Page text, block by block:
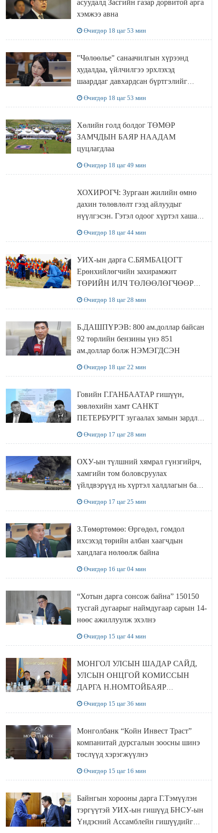
асуудалд Засгийн газар дорвитой арга
хэмжээ авна
Өчигдөр 18 цаг 53 мин
"Чөлөөлье" санаачилгын хүрээнд
худалдаа, үйлчилгээ эрхлэхэд
шаарддаг давхардсан бүртгэлийг
Өчигдөр 18 цаг 53 мин
Хөлийн голд болдог ТӨМӨР
ЗАМЧДЫН БАЯР НААДАМ
цуцлагдлаа
Өчигдөр 18 цаг 49 мин
ХОХИРОГЧ: Зургаан жилийн өмнө
дахин төлөвлөлт гээд айлуудыг
нүүлгэсэн. Гэтэл одоог хүртэл хашаа
Өчигдөр 18 цаг 44 мин
УИХ-ын дарга С.БЯМБАЦОГТ
Ерөнхийлөгчийн захирамжит
ТӨРИЙН ИЛЧ ТӨЛӨӨЛӨГЧӨӨР
Өчигдөр 18 цаг 28 мин
Б.ДАШПҮРЭВ: 800 ам.доллар байсан
92 төрлийн бензины үнэ 851
ам.доллар болж НЭМЭГДСЭН
Өчигдөр 18 цаг 22 мин
Говийн Г.ГАНБААТАР гишүүн,
зөвлөхийн хамт САНКТ
ПЕТЕРБУРГТ зугаалах замын зардлаа
Өчигдөр 17 цаг 28 мин
ОХУ-ын түлшний хямрал гүнзгийрч,
хамгийн том боловсруулах
үйлдвэрүүд нь хүртэл халдлагын бай
Өчигдөр 17 цаг 25 мин
З.Төмөртөмөө: Өргөдөл, гомдол
ихсэхэд төрийн албан хаагчдын
хандлага нөлөөлж байна
Өчигдөр 16 цаг 04 мин
“Хотын дарга сонсож байна” 150150
тусгай дугаарыг наймдугаар сарын 14-
нөөс ажиллуулж эхэлнэ
Өчигдөр 15 цаг 44 мин
МОНГОЛ УЛСЫН ШАДАР САЙД,
УЛСЫН ОНЦГОЙ КОМИССЫН
ДАРГА Н.НОМТОЙБАЯР
Өчигдөр 15 цаг 36 мин
Монголбанк “Койн Инвест Траст”
компанитай дурсгалын зоосны шинэ
төслүүд хэрэгжүүлнэ
Өчигдөр 15 цаг 16 мин
Байнгын хорооны дарга Г.Тэмүүлэн
тэргүүтэй УИХ-ын гишүүд БНСУ-ын
Үндэсний Ассамблейн гишүүдийг